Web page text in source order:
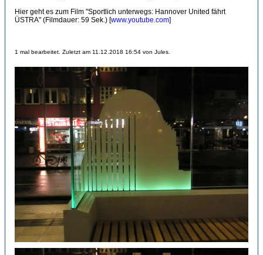
Hier geht es zum Film "Sportlich unterwegs: Hannover United fährt
ÜSTRA" (Filmdauer: 59 Sek.) [www.youtube.com]
1 mal bearbeitet. Zuletzt am 11.12.2018 16:54 von Jules.